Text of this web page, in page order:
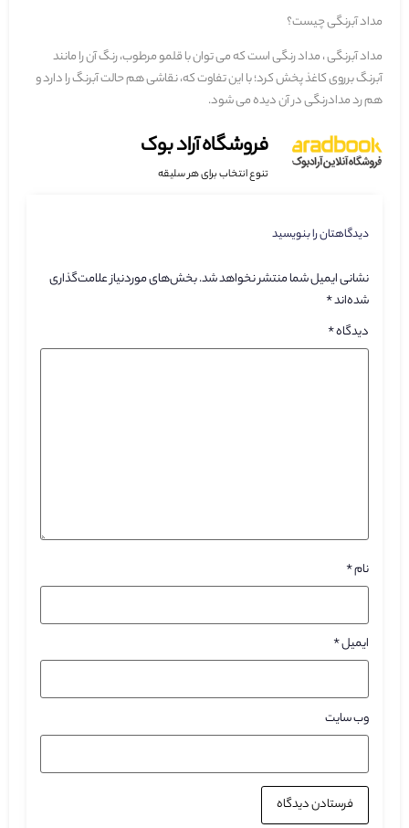
مداد آبرنگی چیست؟
مداد آبرنگی ، مداد رنگی است که می توان با قلمو مرطوب، رنگ آن را مانند
آبرنگ برروی کاغذ پخش کرد؛ با این تفاوت که، نقاشی هم حالت آبرنگ را دارد و
هم رد مدادرنگی در آن دیده می شود.
فروشگاه آراد بوک
تنوع انتخاب برای هر سلیقه
دیدگاهتان را بنویسید
نشانی ایمیل شما منتشر نخواهد شد.بخش‌های موردنیاز علامت‌گذاری
شده‌اند*
دیدگاه*
*
ایمیل*
وب‌ سایت